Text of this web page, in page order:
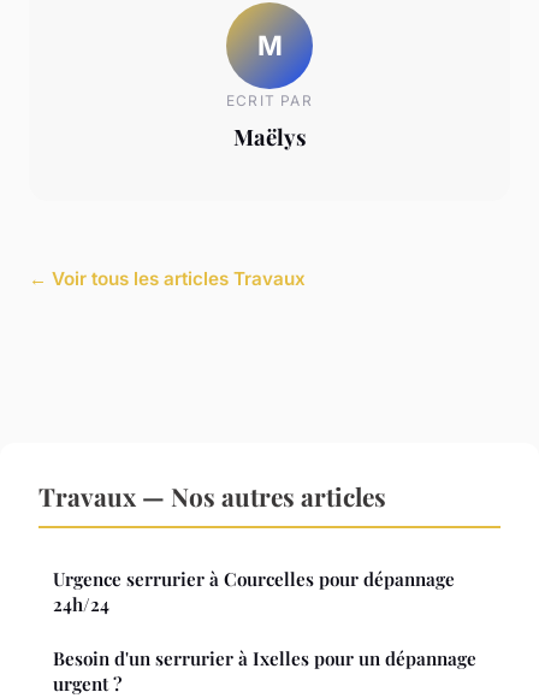
M
ECRIT PAR
Maëlys
← Voir tous les articles Travaux
Travaux — Nos autres articles
Urgence serrurier à Courcelles pour dépannage
24h/24
Besoin d'un serrurier à Ixelles pour un dépannage
urgent ?